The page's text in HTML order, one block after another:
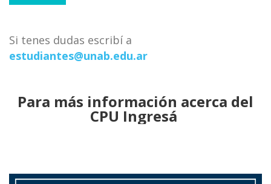
Si tenes dudas escribí a
estudiantes@unab.edu.ar
Para más información acerca del
CPU Ingresá